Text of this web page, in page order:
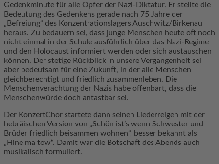
Gedenkminute für alle Opfer der Nazi-Diktatur. Er stellte die
Bedeutung des Gedenkens gerade nach 75 Jahre der
„Befreiung“ des Konzentrationslagers Auschwitz/Birkenau
heraus. Zu bedauern sei, dass junge Menschen heute oft noch
nicht einmal in der Schule ausführlich über das Nazi-Regime
und den Holocaust informiert werden oder sich austauschen
können. Der stetige Rückblick in unsere Vergangenheit sei
aber bedeutsam für eine Zukunft, in der alle Menschen
gleichberechtigt und friedlich zusammenleben. Die
Menschenverachtung der Nazis habe offenbart, dass die
Menschenwürde doch antastbar sei.
Der KonzertChor startete dann seinen Liederreigen mit der
hebräischen Version von „Schön ist’s wenn Schwester und
Brüder friedlich beisammen wohnen“, besser bekannt als
„Hine ma tow“. Damit war die Botschaft des Abends auch
musikalisch formuliert.